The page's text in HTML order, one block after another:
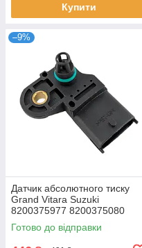
Купити
–9%
Датчик абсолютного тиску
Grand Vitara Suzuki
8200375977 8200375080
223650754R 1859067JA0000
1859067JA0
Готово до відправки